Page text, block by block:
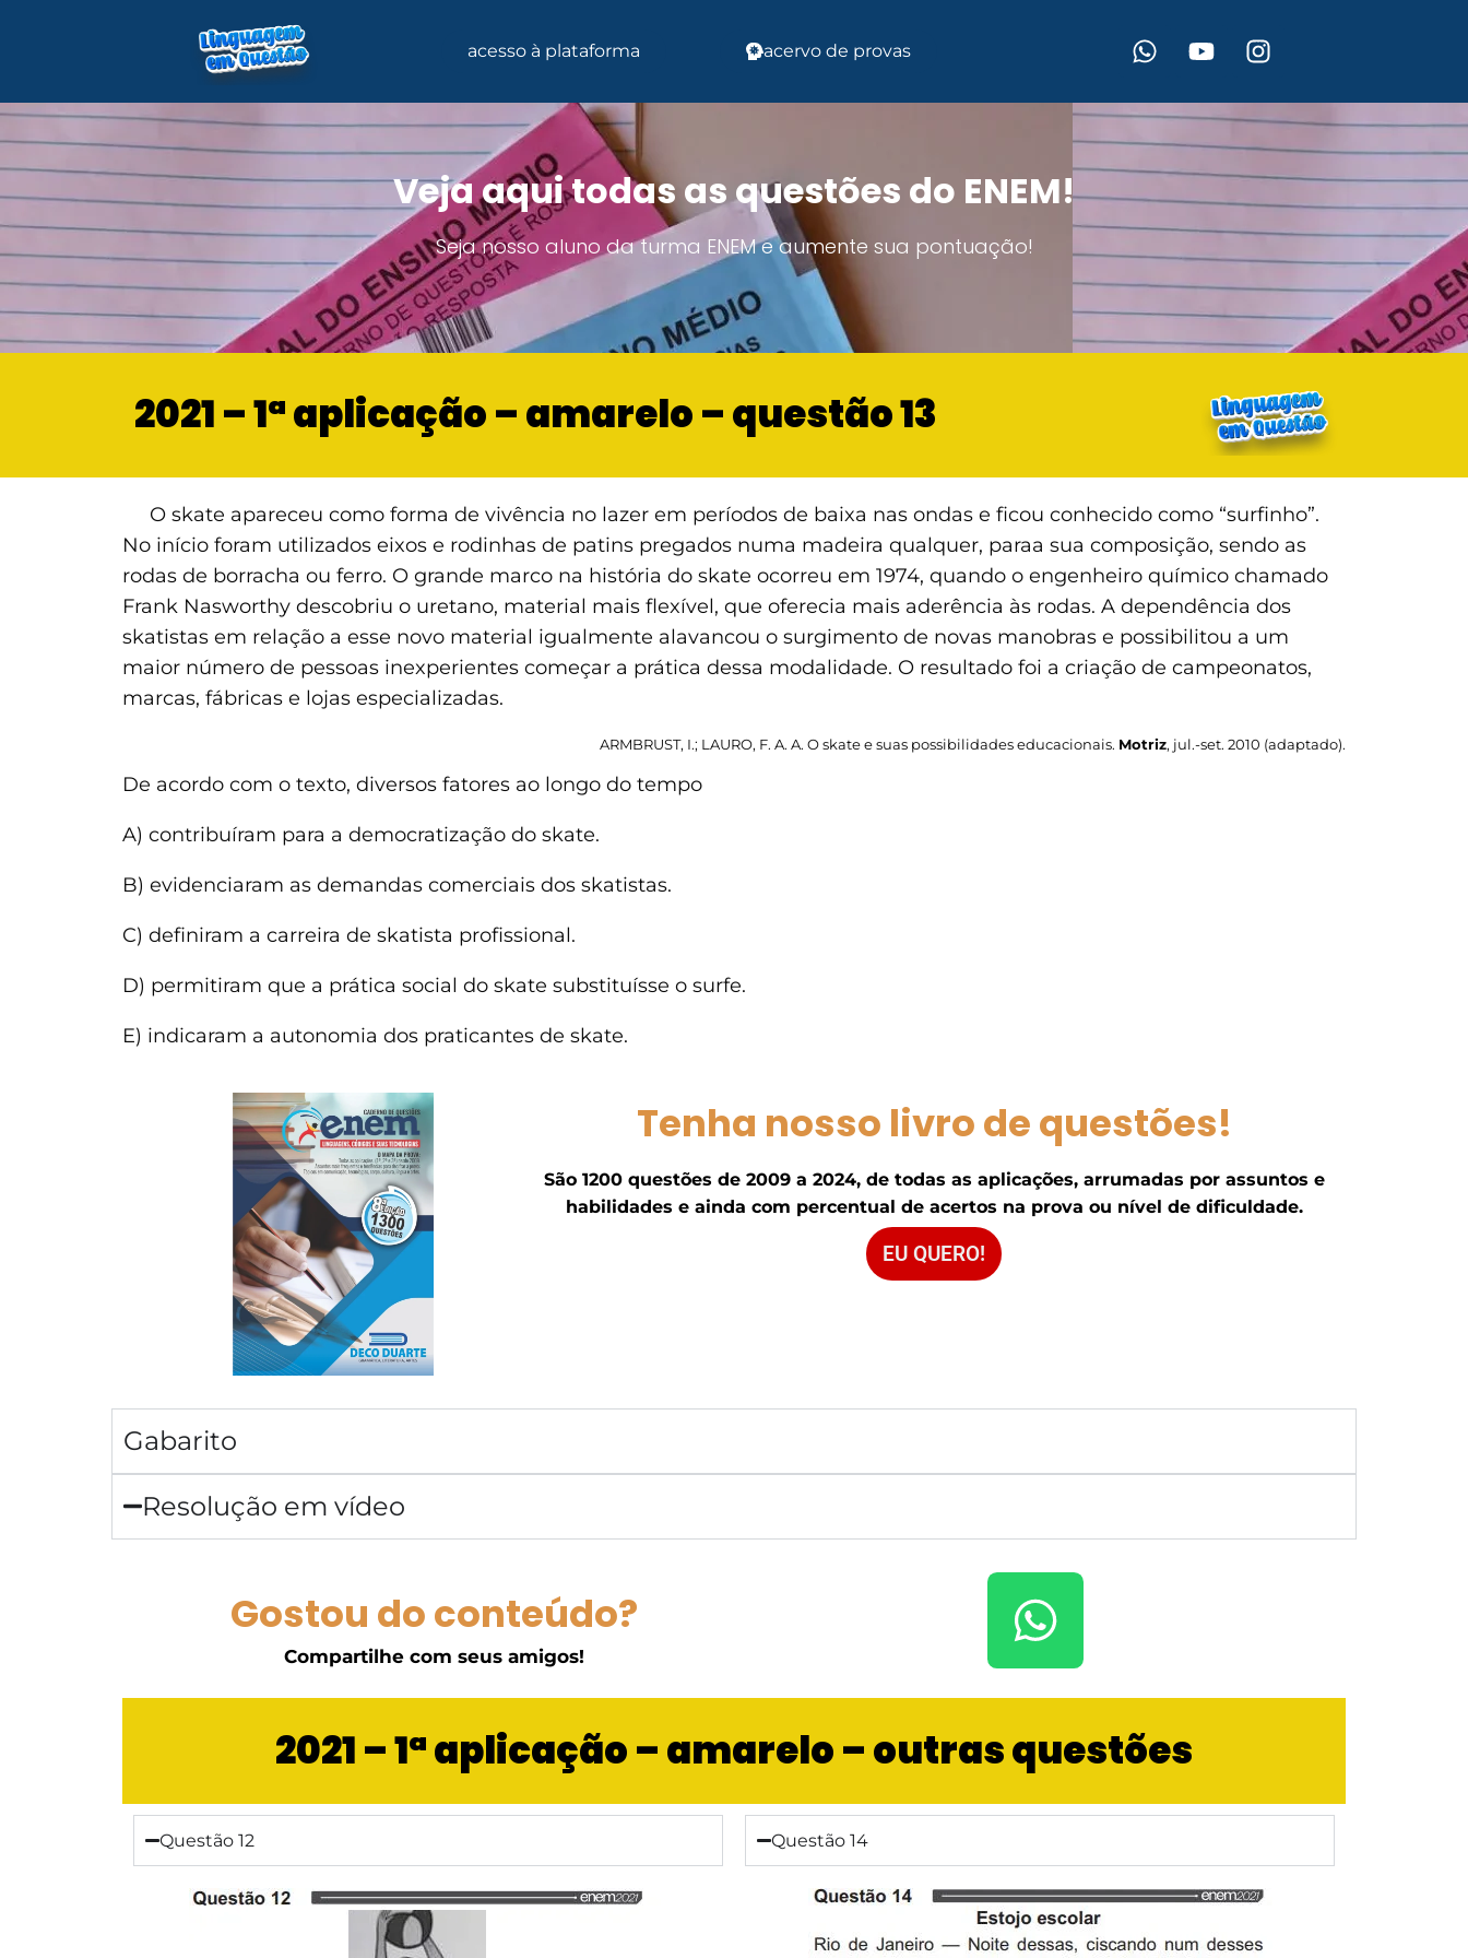
acesso à plataforma acervo de provas
Veja aqui todas as questões do ENEM!
Seja nosso aluno da turma ENEM e aumente sua pontuação!
2021 – 1ª aplicação – amarelo – questão 13
O skate apareceu como forma de vivência no lazer em períodos de baixa nas ondas e ficou conhecido como “surfinho”.
No início foram utilizados eixos e rodinhas de patins pregados numa madeira qualquer, paraa sua composição, sendo as
rodas de borracha ou ferro. O grande marco na história do skate ocorreu em 1974, quando o engenheiro químico chamado
Frank Nasworthy descobriu o uretano, material mais flexível, que oferecia mais aderência às rodas. A dependência dos
skatistas em relação a esse novo material igualmente alavancou o surgimento de novas manobras e possibilitou a um
maior número de pessoas inexperientes começar a prática dessa modalidade. O resultado foi a criação de campeonatos,
marcas, fábricas e lojas especializadas.
ARMBRUST, I.; LAURO, F. A. A. O skate e suas possibilidades educacionais. Motriz, jul.-set. 2010 (adaptado).
De acordo com o texto, diversos fatores ao longo do tempo
A) contribuíram para a democratização do skate.
B) evidenciaram as demandas comerciais dos skatistas.
C) definiram a carreira de skatista profissional.
D) permitiram que a prática social do skate substituísse o surfe.
E) indicaram a autonomia dos praticantes de skate.
Tenha nosso livro de questões!
São 1200 questões de 2009 a 2024, de todas as aplicações, arrumadas por assuntos e
habilidades e ainda com percentual de acertos na prova ou nível de dificuldade.
EU QUERO!
Gabarito
Resolução em vídeo
Gostou do conteúdo?
Compartilhe com seus amigos!
2021 – 1ª aplicação – amarelo – outras questões
Questão 12 Questão 14